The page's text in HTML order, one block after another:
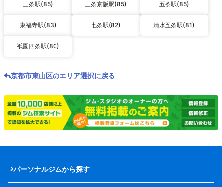
三条駅(85) 三条京阪駅(85) 五条駅(85)
東福寺駅(83) 七条駅(82) 清水五条駅(81)
祇園四条駅(80)
京都市東山区のエリア選択に戻る
パーソナルジムから探す